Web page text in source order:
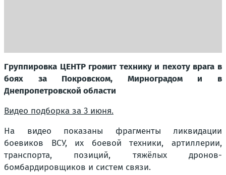
Группировка ЦЕНТР громит технику и пехоту врага в
боях за Покровском, Мирноградом и в
Днепропетровской области
Видео подборка за 3 июня.
На видео показаны фрагменты ликвидации
боевиков ВСУ, их боевой техники, артиллерии,
транспорта, позиций, тяжёлых дронов-
бомбардировщиков и систем связи.